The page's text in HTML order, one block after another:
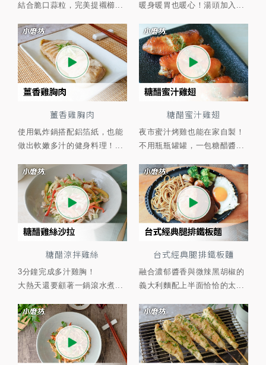
結合脆口蒜粒，完美提襯櫛...
暖身暖胃也暖心！湯頭加入...
薑香雞胸肉
使用氣炸鍋搭配鋁箔紙，也能
做出軟嫩多汁的健身料理！...
糖醋蜜汁雞翅
夜市蜜汁烤雞也能在家自製！
不用瓶瓶罐罐，一包糖醋醬...
糖醋涼拌雞絲
3分鐘完成多汁雞胸！
大熱天還要顧著一鍋滾水煮...
台式經典腿排鐵板麵
融合濃郁醬香與微辣黑胡椒的
義大利麵配上半面恰恰的太...